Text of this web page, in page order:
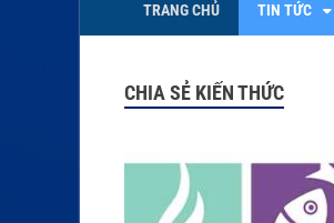
TRANG CHỦ TIN TỨC
CHIA SẺ KIẾN THỨC